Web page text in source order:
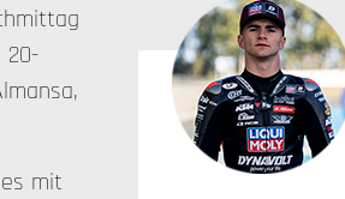
20-
mit